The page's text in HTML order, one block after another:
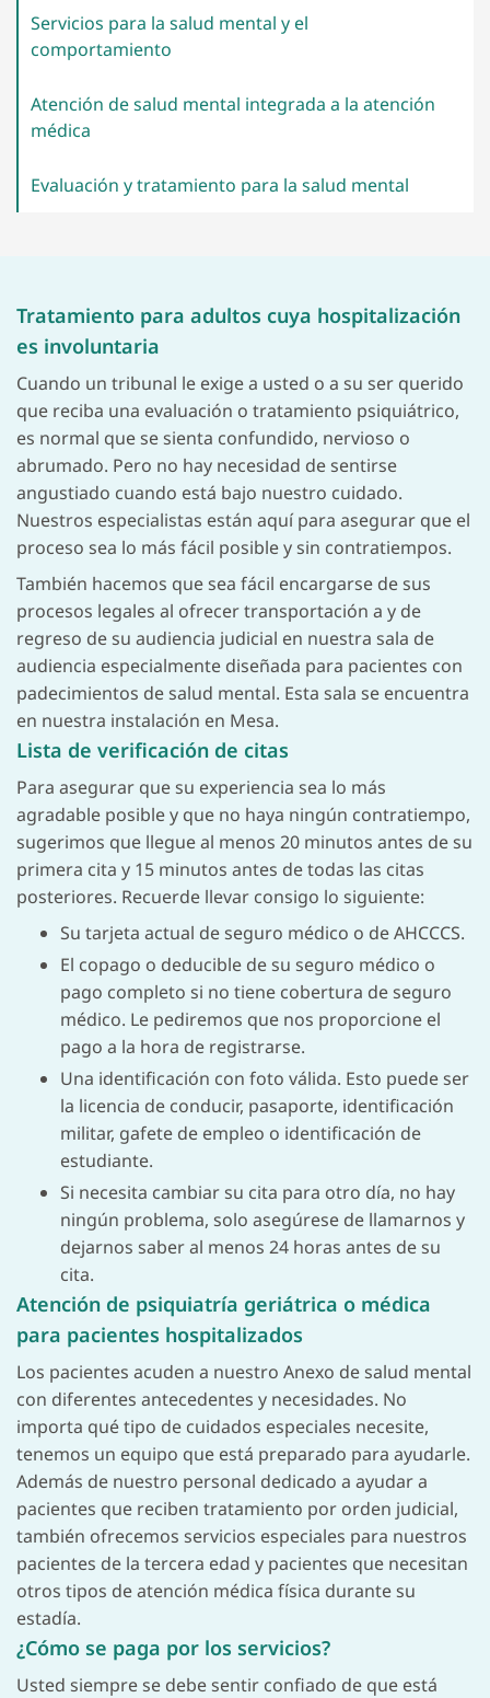
Servicios para la salud mental y el
comportamiento
Atención de salud mental integrada a la atención
médica
Evaluación y tratamiento para la salud mental
Tratamiento para adultos cuya hospitalización
es involuntaria
Cuando un tribunal le exige a usted o a su ser querido
que reciba una evaluación o tratamiento psiquiátrico,
es normal que se sienta confundido, nervioso o
abrumado. Pero no hay necesidad de sentirse
angustiado cuando está bajo nuestro cuidado.
Nuestros especialistas están aquí para asegurar que el
proceso sea lo más fácil posible y sin contratiempos.
También hacemos que sea fácil encargarse de sus
procesos legales al ofrecer transportación a y de
regreso de su audiencia judicial en nuestra sala de
audiencia especialmente diseñada para pacientes con
padecimientos de salud mental. Esta sala se encuentra
en nuestra instalación en Mesa.
Lista de verificación de citas
Para asegurar que su experiencia sea lo más
agradable posible y que no haya ningún contratiempo,
sugerimos que llegue al menos 20 minutos antes de su
primera cita y 15 minutos antes de todas las citas
posteriores. Recuerde llevar consigo lo siguiente:
Su tarjeta actual de seguro médico o de AHCCCS.
El copago o deducible de su seguro médico o
pago completo si no tiene cobertura de seguro
médico. Le pediremos que nos proporcione el
pago a la hora de registrarse.
Una identificación con foto válida. Esto puede ser
la licencia de conducir, pasaporte, identificación
militar, gafete de empleo o identificación de
estudiante.
Si necesita cambiar su cita para otro día, no hay
ningún problema, solo asegúrese de llamarnos y
dejarnos saber al menos 24 horas antes de su
cita.
Atención de psiquiatría geriátrica o médica
para pacientes hospitalizados
Los pacientes acuden a nuestro Anexo de salud mental
con diferentes antecedentes y necesidades. No
importa qué tipo de cuidados especiales necesite,
tenemos un equipo que está preparado para ayudarle.
Además de nuestro personal dedicado a ayudar a
pacientes que reciben tratamiento por orden judicial,
también ofrecemos servicios especiales para nuestros
pacientes de la tercera edad y pacientes que necesitan
otros tipos de atención médica física durante su
estadía.
¿Cómo se paga por los servicios?
Usted siempre se debe sentir confiado de que está